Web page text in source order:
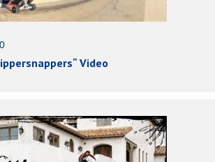
Video